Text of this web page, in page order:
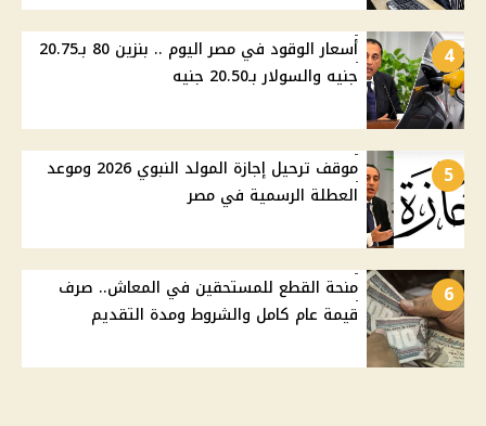
4
أسعار الوقود في مصر اليوم .. بنزين 80 بـ20.75
جنيه والسولار بـ20.50 جنيه
5
موقف ترحيل إجازة المولد النبوي 2026 وموعد
العطلة الرسمية في مصر
6
منحة القطع للمستحقين في المعاش.. صرف
قيمة عام كامل والشروط ومدة التقديم